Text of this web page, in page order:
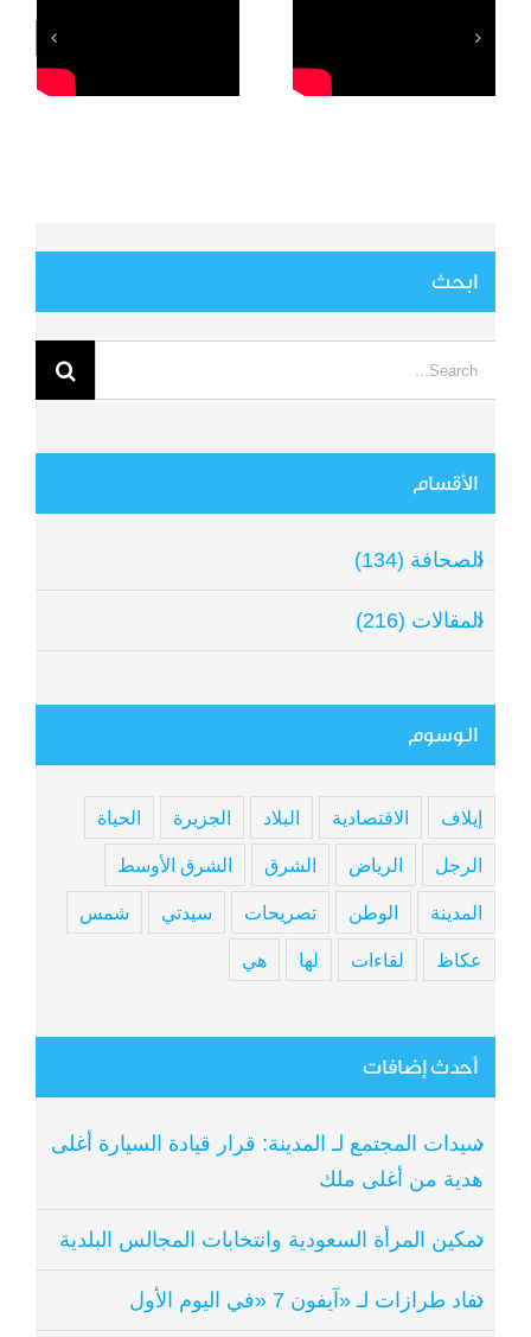
ابحث
for:
الأقسام
الصحافة (134)
المقالات (216)
الوسوم
إيلاف الاقتصادية البلاد الجزيرة الحياة
الرجل الرياض الشرق الشرق الأوسط
المدينة الوطن تصريحات سيدتي شمس
عكاظ لقاءات لها هي
أحدث إضافات
سيدات المجتمع لـ المدينة: قرار قيادة السيارة أغلى
هدية من أغلى ملك
تمكين المرأة السعودية وانتخابات المجالس البلدية
نفاد طرازات لـ «آيفون 7 «في اليوم الأول